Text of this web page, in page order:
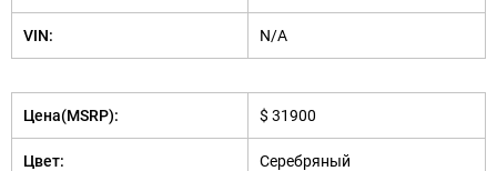
VIN: N/A
Цена(MSRP): $ 31900
Цвет: Серебряный